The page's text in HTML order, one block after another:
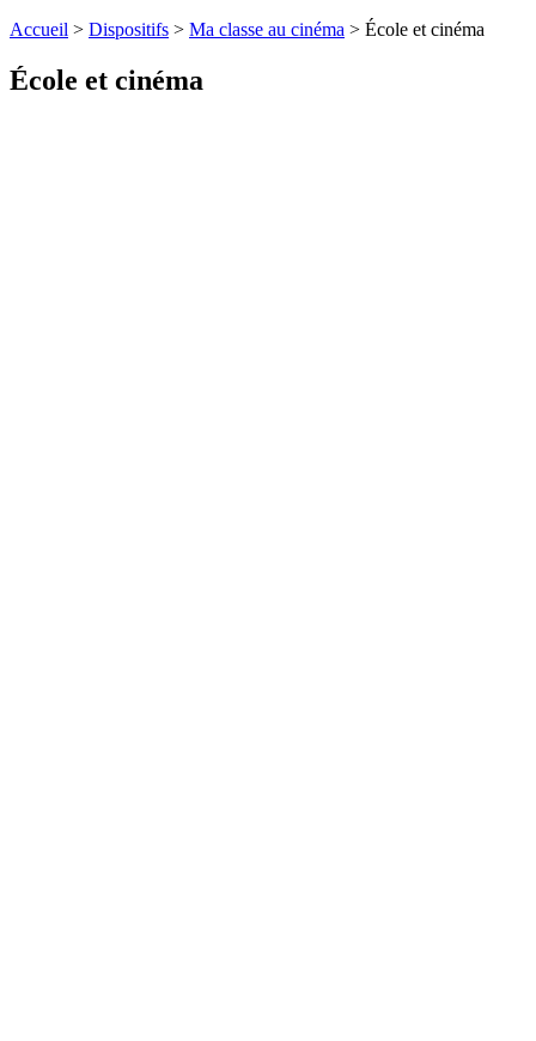
Accueil > Dispositifs > Ma classe au cinéma > École et cinéma
École et cinéma